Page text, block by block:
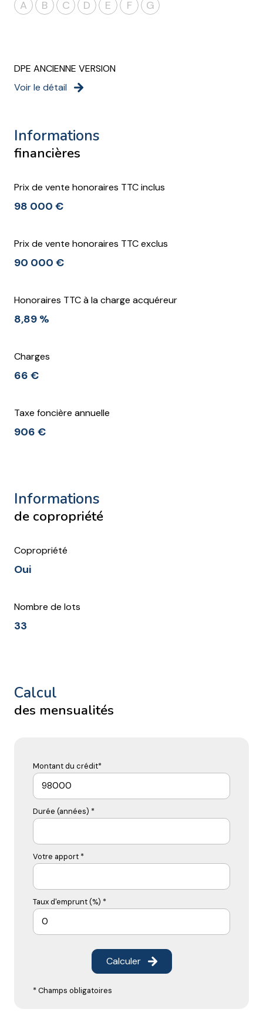
A B C D E F G
DPE ANCIENNE VERSION
Voir le détail
informations
financières
Prix de vente honoraires TTC inclus
98 000 €
Prix de vente honoraires TTC exclus
90 000 €
Honoraires TTC à la charge acquéreur
8,89 %
Charges
66 €
Taxe foncière annuelle
906 €
informations
de copropriété
Copropriété
Oui
Nombre de lots
33
calcul
des mensualités
Montant du crédit*
Durée (années) *
Votre apport *
Taux d'emprunt (%) *
Calculer
* Champs obligatoires